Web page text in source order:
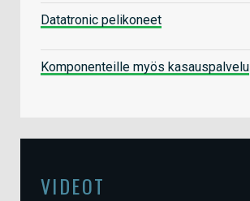
Datatronic pelikoneet
Komponenteille myös kasauspalvelu
VIDEOT